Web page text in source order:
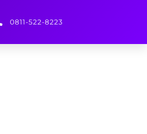
0811-522-8223